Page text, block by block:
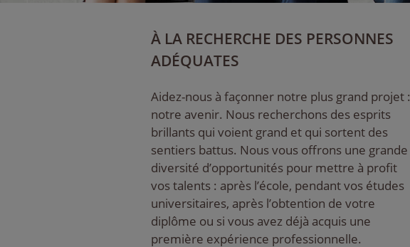
À LA RECHERCHE DES PERSONNES
ADÉQUATES
Aidez-nous à façonner notre plus grand projet :
notre avenir. Nous recherchons des esprits
brillants qui voient grand et qui sortent des
sentiers battus. Nous vous offrons une grande
diversité d’opportunités pour mettre à profit
vos talents : après l’école, pendant vos études
universitaires, après l’obtention de votre
diplôme ou si vous avez déjà acquis une
première expérience professionnelle.